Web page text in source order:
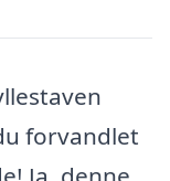
forvandlet